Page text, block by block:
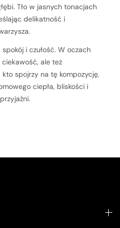
Tło w jasnych tonacjach
delikatność i
i czułość. W oczach
ale też
spojrzy na tę kompozycję,
ciepła, bliskości i